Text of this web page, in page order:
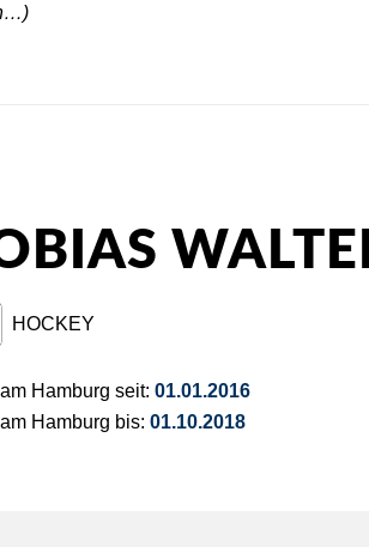
HOCKEY
Hamburg seit: 01.01.2016
Hamburg bis: 01.10.2018